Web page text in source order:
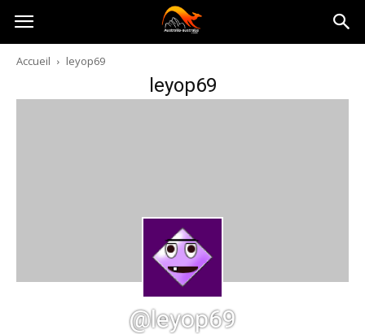
Australia-
australie.com
Accueil leyop69
leyop69
@leyop69